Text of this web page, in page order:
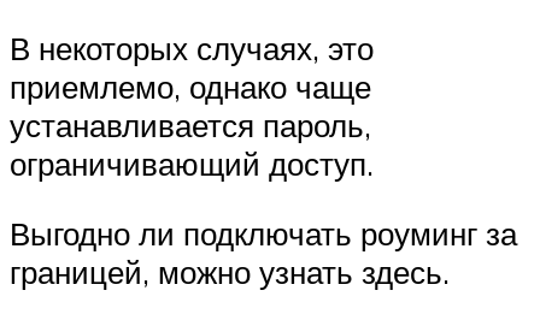
В некоторых случаях, это
приемлемо, однако чаще
устанавливается пароль,
ограничивающий доступ.
Выгодно ли подключать роуминг за
границей, можно узнать здесь.